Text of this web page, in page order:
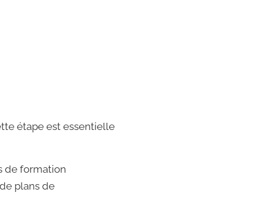
étape est essentielle
de formation
plans de